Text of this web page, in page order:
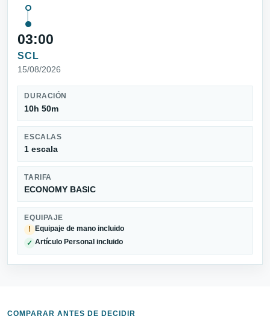
03:00
SCL
15/08/2026
DURACIÓN
10h 50m
ESCALAS
1 escala
TARIFA
ECONOMY BASIC
EQUIPAJE
!
Equipaje de mano incluido
✓ Artículo Personal incluido
COMPARAR ANTES DE DECIDIR